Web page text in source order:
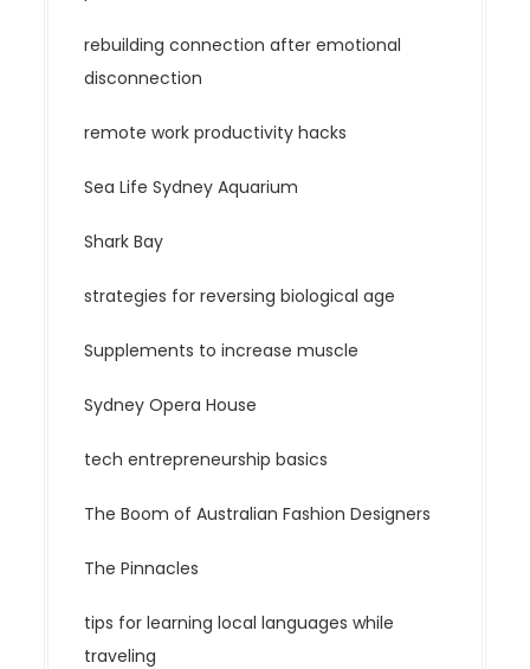
rebuilding connection after emotional
disconnection
remote work productivity hacks
Sea Life Sydney Aquarium
Shark Bay
strategies for reversing biological age
Supplements to increase muscle
Sydney Opera House
tech entrepreneurship basics
The Boom of Australian Fashion Designers
The Pinnacles
tips for learning local languages while
traveling